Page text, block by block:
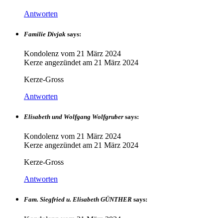
Antworten
Familie Divjak says:
Kondolenz vom 21 März 2024
Kerze angezündet am 21 März 2024
Kerze-Gross
Antworten
Elisabeth und Wolfgang Wolfgruber says:
Kondolenz vom 21 März 2024
Kerze angezündet am 21 März 2024
Kerze-Gross
Antworten
Fam. Siegfried u. Elisabeth GÜNTHER says: